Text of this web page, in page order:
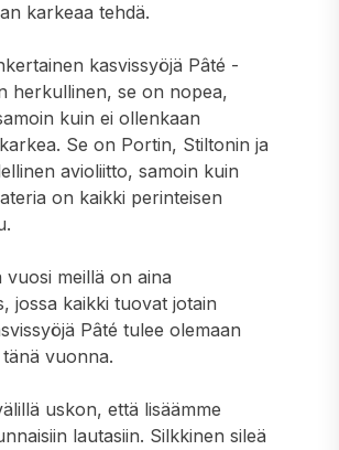
karkeaa tehdä.
kasvissyöjä Pâté -
herkullinen, se on nopea,
kuin ei ollenkaan
Se on Portin, Stiltonin ja
avioliitto, samoin kuin
on kaikki perinteisen
vuosi meillä on aina
jossa kaikki tuovat jotain
Pâté tulee olemaan
vuonna.
uskon, että lisäämme
lautasiin. Silkkinen sileä